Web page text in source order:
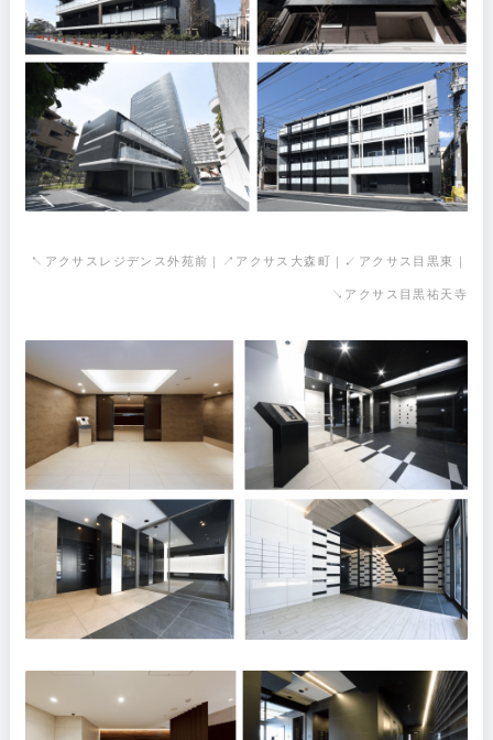
↖︎アクサスレジデンス外苑前｜↗︎アクサス大森町｜↙︎アクサス目黒東｜
↘︎アクサス目黒祐天寺